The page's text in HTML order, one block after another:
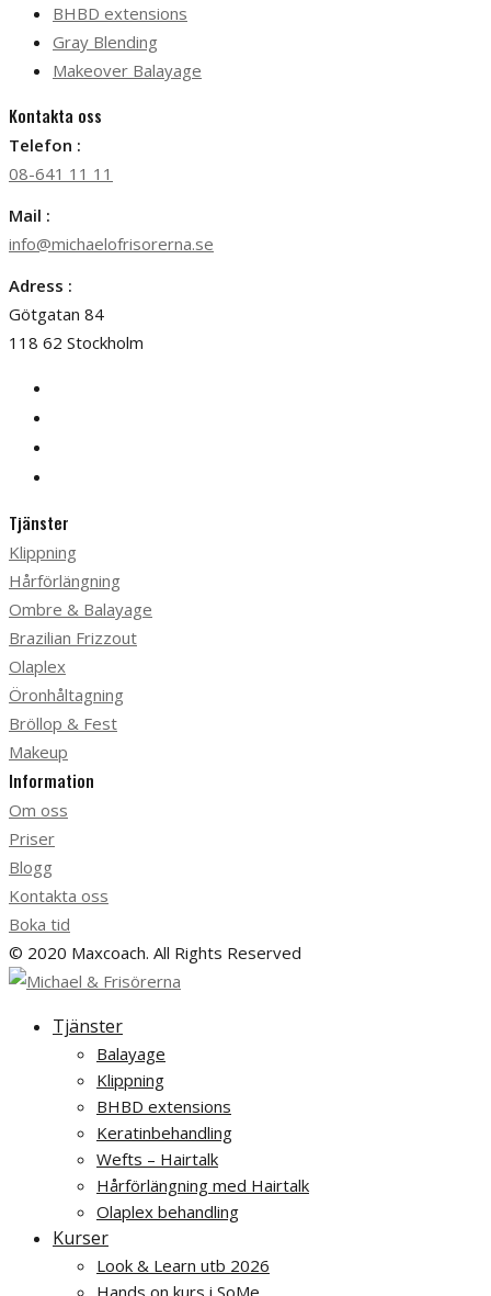
BHBD extensions
Gray Blending
Makeover Balayage
Kontakta oss
Telefon :
08-641 11 11
Mail :
info@michaelofrisorerna.se
Adress :
Götgatan 84
118 62 Stockholm
Tjänster
Klippning
Hårförlängning
Ombre & Balayage
Brazilian Frizzout
Olaplex
Öronhåltagning
Bröllop & Fest
Makeup
Information
Om oss
Priser
Blogg
Kontakta oss
Boka tid
© 2020 Maxcoach. All Rights Reserved
Tjänster
Balayage
Klippning
BHBD extensions
Keratinbehandling
Wefts – Hairtalk
Hårförlängning med Hairtalk
Olaplex behandling
Kurser
Look & Learn utb 2026
Hands on kurs i SoMe